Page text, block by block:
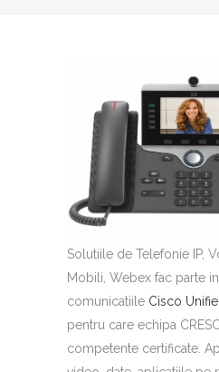
Solutiile de Telefonie IP,
Mobili, Webex fac parte
comunicatiile Cisco
pentru care echipa
competente certificate.